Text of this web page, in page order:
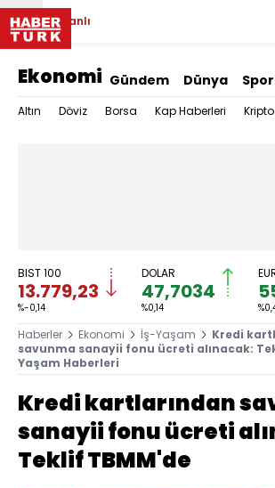
Canlı
Ekonomi Gündem Dünya Spor
Altın Döviz Borsa Kap Haberleri
BIST 100
13.779,23
%-0,14
DOLAR
47,7034
%0,14
Haberler Ekonomi İş-Yaşam
Kredi
savunma sanayii fonu ücreti alınacak:
Yaşam Haberleri
Kredi kartlarından
sanayii fonu ücreti
Teklif TBMM'de